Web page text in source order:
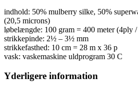
indhold: 50% mulberry silke, 50%
(20,5 microns)
løbelængde: 100 gram = 400 meter (4ply
strikkepinde: 2½ – 3½ mm
strikkefasthed: 10 cm = 28 m x 36 p
vask: vaskemaskine uldprogram 30 C
Yderligere information